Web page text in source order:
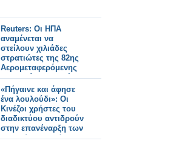
Reuters: Οι ΗΠΑ
αναμένεται να
στείλουν χιλιάδες
στρατιώτες της 82ης
Αερομεταφερόμενης
Μεραρχίας στη Μέση
Ανατολή
«Πήγαινε και άφησε
ένα λουλούδι»: Οι
Κινέζοι χρήστες του
διαδικτύου αντιδρούν
στην επανέναρξη των
ταξιδιών στη Βόρεια